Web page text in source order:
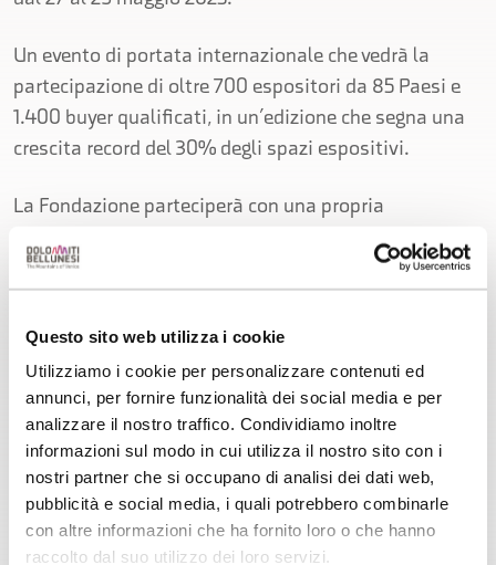
Questo sito web utilizza i cookie
Utilizziamo i cookie per personalizzare contenuti ed
annunci, per fornire funzionalità dei social media e per
analizzare il nostro traffico. Condividiamo inoltre
informazioni sul modo in cui utilizza il nostro sito con i
nostri partner che si occupano di analisi dei dati web,
pubblicità e social media, i quali potrebbero combinarle
con altre informazioni che ha fornito loro o che hanno
raccolto dal suo utilizzo dei loro servizi.
Un evento di portata internazionale che vedrà la
partecipazione di oltre 700 espositori da 85 Paesi e
1.400 buyer qualificati, in un’edizione che segna una
crescita record del 30% degli spazi espositivi.
La Fondazione parteciperà con una propria
postazione nell’area dedicata alla Regione Veneto
nello stand Enit_Italia. L’agenda è già ricca di
d’affari già confermati con operatori cinesi, grazie a
un piano di promozione rivolto al mercato cinese, con
l'obiettivo di attrarre un numero crescente di turisti
interessati agli sport invernali e alle attività outdoor.
Nel comunicato tutti i dettagli e la descrizione delle
azioni di ADV digital partite un mese fa. In allegato
alcuni screenshot della campagna sui social cinesi.